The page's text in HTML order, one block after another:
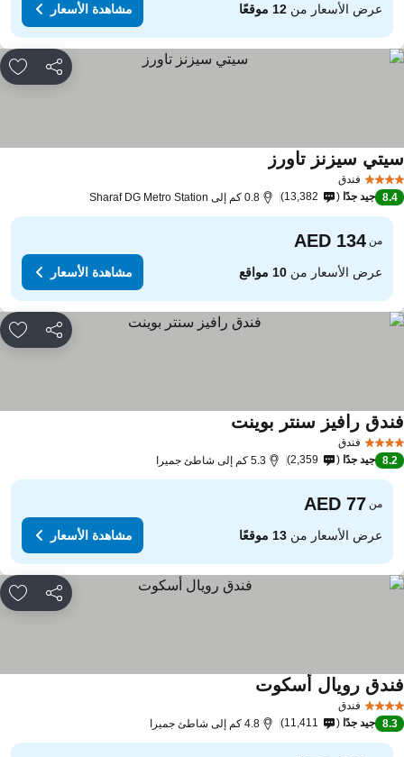
عرض الأسعار من12 موقعًا مشاهدة الأسعار
مشاركة
فندق
سيزنز تاورز
8.4 جيد جدًا 13,382 0.8 كم إلى Sharaf DG Metro Station
من
عرض الأسعار من10 مواقع مشاهدة الأسعار
مشاركة
فندق
رافيز سنتر بوينت
8.2 جيد جدًا 2,359 5.3 كم إلى شاطئ جميرا
من
عرض الأسعار من13 موقعًا مشاهدة الأسعار
مشاركة
فندق
رويال أسكوت
8.3 جيد جدًا 11,411 4.8 كم إلى شاطئ جميرا